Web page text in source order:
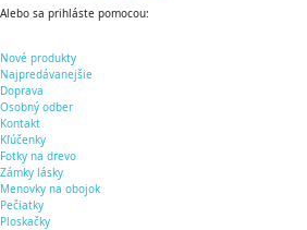
Alebo sa prihláste pomocou:
Nové produkty
Najpredávanejšie
Doprava
Osobný odber
Kontakt
Kľúčenky
Fotky na drevo
Zámky lásky
Menovky na obojok
Pečiatky
Ploskačky